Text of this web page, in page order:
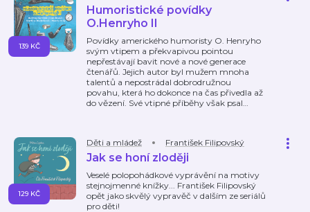
Humoristické povídky
O.Henryho II
Povídky amerického humoristy O. Henryho
svým vtipem a překvapivou pointou
nepřestávají bavit nové a nové generace
čtenářů. Jejich autor byl mužem mnoha
talentů a nepostrádal dobrodružnou
povahu, která ho dokonce na čas přivedla až
do vězení. Své vtipné příběhy však psal…
139 KČ
Děti a mládež František Filipovský
Jak se honí zloději
Veselé polopohádkové vyprávění na motivy
stejnojmenné knížky... František Filipovský
opět jako skvělý vypravěč v dalším ze seriálů
pro děti!
129 KČ